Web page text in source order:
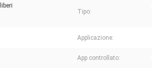
Tipo:
Applicazione:
App controllato: